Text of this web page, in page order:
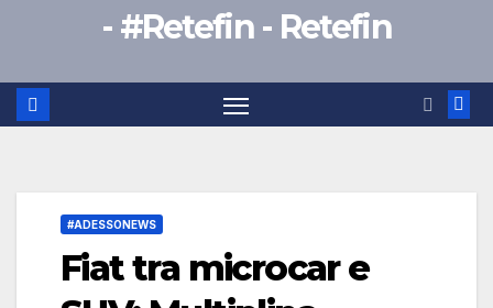
- #Retefin - Retefin
#ADESSONEWS
Fiat tra microcar e